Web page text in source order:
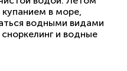
в море,
водными видами
и водные